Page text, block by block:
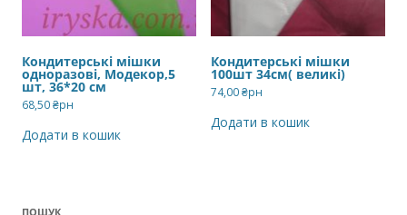
Кондитерські мішки
одноразові, Модекор,5
шт, 36*20 см
68,50₴рн
Додати в кошик
Кондитерські мішки
100шт 34см( великі)
74,00₴рн
Додати в кошик
ПОШУК